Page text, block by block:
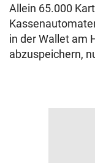
Allein 65.000
in der Wallet am
abzuspeichern,